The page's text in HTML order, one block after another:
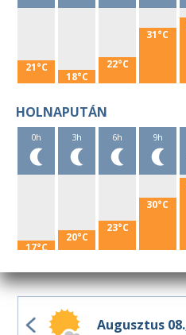
21°C
18°C
22°C
31°C
HOLNAPUTÁN
0h
17°C
3h
20°C
6h
23°C
9h
30°C
Augusztus 08.